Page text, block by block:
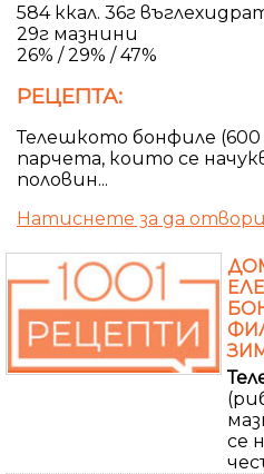
584 ккал. 36г
29г мазнини
26% / 29% / 47%
РЕЦЕПТА:
Телешкото бонфиле (600
парчета, които се
половин...
Натиснете за да
се